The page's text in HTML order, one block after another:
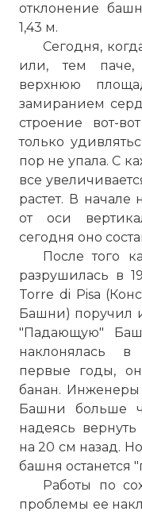
отклонение
1,43 м.
Сегодня,
или, тем
верхнюю
замиранием
строение вот-
только
пор не упала. С
все
растет. В начале
от оси
сегодня оно
После того
разрушилась в
Torre di Pisa
Башни) поручил
"Падающую"
наклонялась в
первые годы,
банан.
Башни больше
надеясь
на 20 см назад.
башня останется
Работы по
проблемы ее